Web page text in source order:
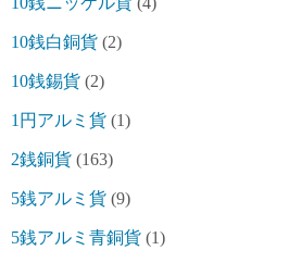
10銭白銅貨 (2)
10銭錫貨 (2)
1円アルミ貨 (1)
2銭銅貨 (163)
5銭アルミ貨 (9)
5銭アルミ青銅貨 (1)